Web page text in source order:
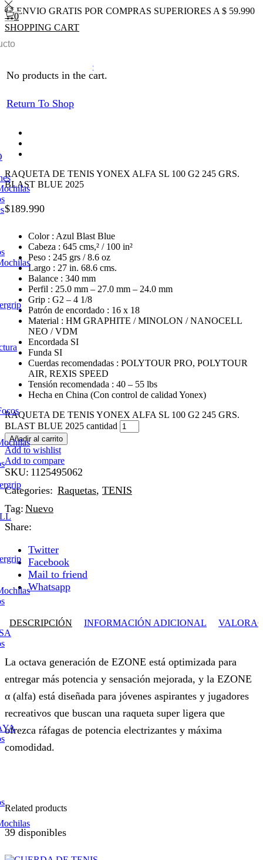
ENVIO GRATIS POR COMPRAS SUPERIORES A $ 59.990
0
SHOPPING CART
No products in the cart.
Return To Shop
Return to previous page
RAQUETA DE TENIS YONEX ALFA SL 100 G2 245 GRS.
BLAST BLUE 2025
$189.990
Color : Azul Blast Blue
Cabeza : 645 cms,² / 100 in²
Peso : 245 grs / 8.6 oz
Largo : 27 in. 68.6 cms.
Balance : 340 mm
Perfil : 25.0 mm – 27.0 mm – 24.0 mm
Grip : G2 – 4 1/8
Patrón de encordado : 16 x 18
Material : HM GRAPHITE / MINOLON / NANOCELL
NEO / VDM
Encordada SI
Funda SI
Cuerdas recomendadas : POLYTOUR PRO, POLYTOUR
AIR, REXIS SPEED
Tensión recomendada : 40 – 55 lbs
Hecha en China (Con control de calidad Yonex)
RAQUETA DE TENIS YONEX ALFA SL 100 G2 245 GRS.
BLAST BLUE 2025 cantidad
Añadir al carrito
Add to wishlist
Add to compare
SKU: 1125495062
Categories: Raquetas, TENIS
Tag: Nuevo
Share:
Twitter
Facebook
Mail to friend
Whatsapp
DESCRIPCIÓN INFORMACIÓN ADICIONAL
La octava generación de EZONE está optimizada para
entregar más potencia y sensación mejorada, y la EZONE
α (alfa) está diseñada para jóvenes aspirantes y jugadores
recreativos que buscan una raqueta super ligera que
ofrezca ráfagas de potencia electrizantes y máxima
comodidad.
Related products
39 disponibles